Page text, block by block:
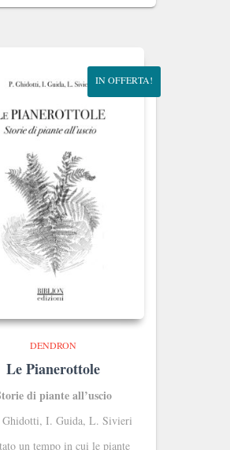
originaleattuale
IN OFFERTA!
DENDRON
Le Pianerottole
di piante all’uscio
I. Guida, L. Sivieri
un tempo in cui le piante